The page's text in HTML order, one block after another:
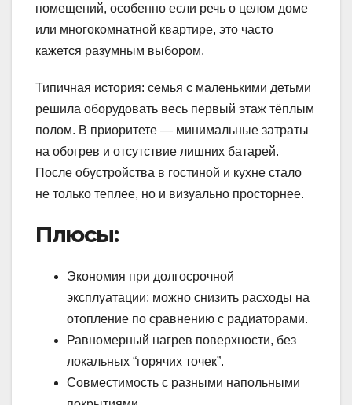
помещений, особенно если речь о целом доме
или многокомнатной квартире, это часто
кажется разумным выбором.
Типичная история: семья с маленькими детьми
решила оборудовать весь первый этаж тёплым
полом. В приоритете — минимальные затраты
на обогрев и отсутствие лишних батарей.
После обустройства в гостиной и кухне стало
не только теплее, но и визуально просторнее.
Плюсы:
Экономия при долгосрочной
эксплуатации: можно снизить расходы на
отопление по сравнению с радиаторами.
Равномерный нагрев поверхности, без
локальных “горячих точек”.
Совместимость с разными напольными